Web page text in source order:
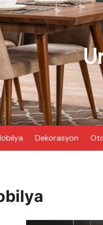
Dekorasyon